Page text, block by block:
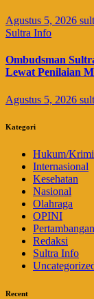
Agustus 5, 2026
Sultra Info
Ombudsman
Lewat Penilaian
Agustus 5, 2026
Kategori
Hukum/
Internasional
Kesehatan
Nasional
Olahraga
OPINI
Pertambangan
Redaksi
Sultra Info
Recent